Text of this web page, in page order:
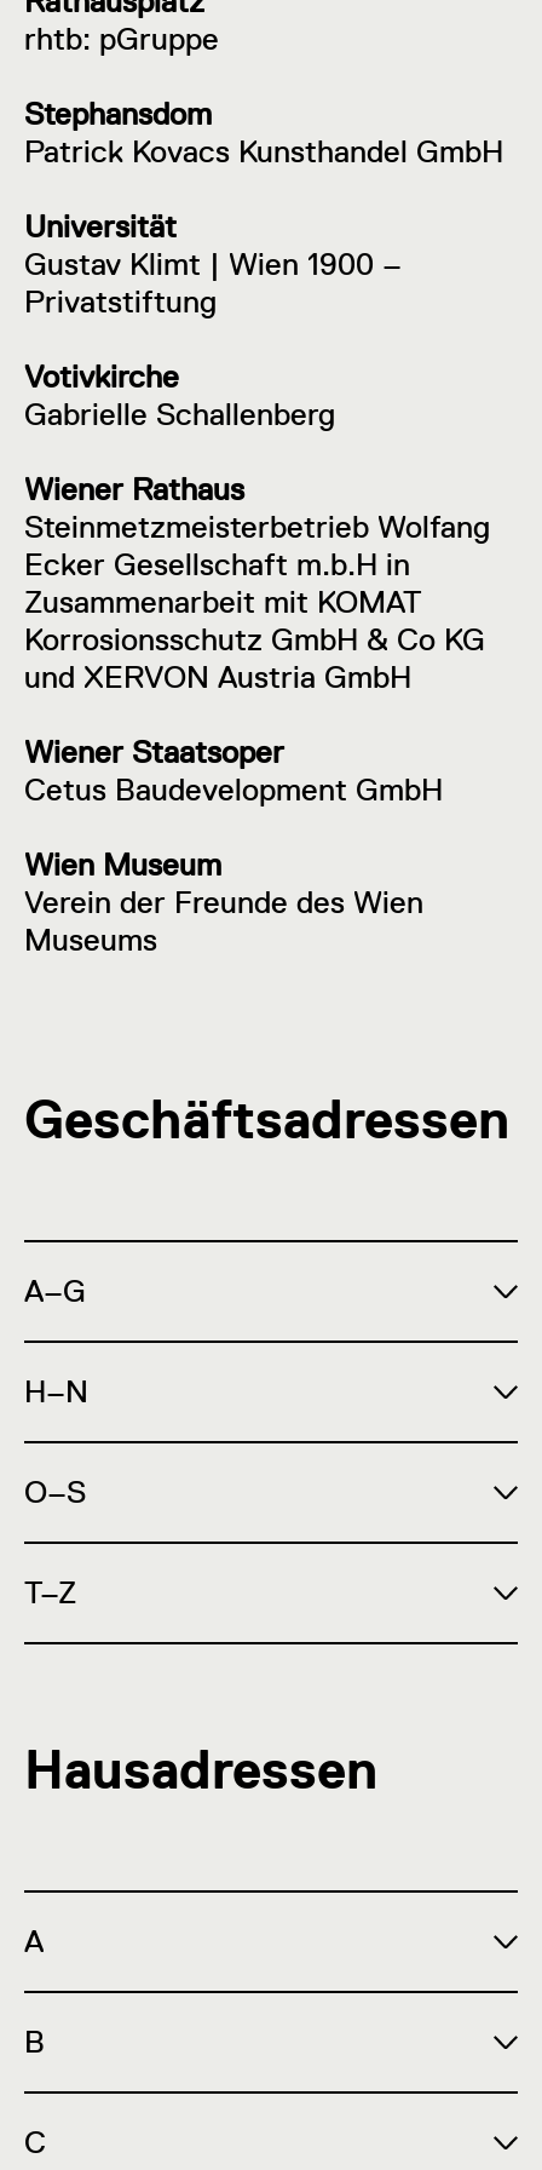
rhtb: pGruppe
Stephansdom
Patrick Kovacs Kunsthandel GmbH
Universität
Gustav Klimt | Wien 1900 –
Privatstiftung
Votivkirche
Gabrielle Schallenberg
Wiener Rathaus
Steinmetzmeisterbetrieb Wolfang
Ecker Gesellschaft m.b.H in
Zusammenarbeit mit KOMAT
Korrosionsschutz GmbH & Co KG
und XERVON Austria GmbH
Wiener Staatsoper
Cetus Baudevelopment GmbH
Wien Museum
Verein der Freunde des Wien
Museums
Geschäftsadressen
A–G
H–N
O–S
T–Z
Hausadressen
A
B
C